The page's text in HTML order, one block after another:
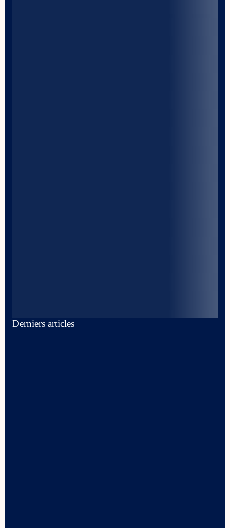
Derniers articles